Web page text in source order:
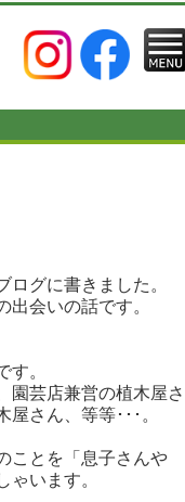
グに書きました。
会いの話です。
す。
園芸店兼営の植木屋さ
さん、等等･･･。
ことを「息子さんや
ゃいます。